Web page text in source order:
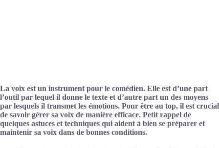
La voix est un instrument pour le comédien. Elle est d’une part
l’outil par lequel il donne le texte et d’autre part un des moyens
par lesquels il transmet les émotions. Pour être au top, il est crucial
de savoir gérer sa voix de manière efficace. Petit rappel de
quelques astuces et techniques qui aident à bien se préparer et
maintenir sa voix dans de bonnes conditions.